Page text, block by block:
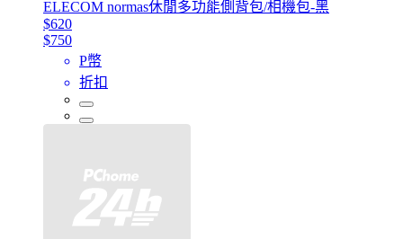
ELECOM normas休閒多功能側背包/相機包-黑
$620
$750
P幣
折扣